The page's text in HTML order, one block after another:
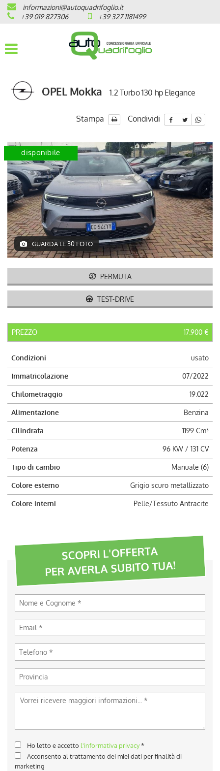
HOME
AZIENDA
OPEL
PRONTA CONSEGNA / KM 0
VEICOLI CON ECOBONUS
AUTO USATE
ACQUISTIAMO USATO
ASSISTENZA
CONTATTI
LAVORA CON NOI
NEWS
AREA COMMERCIANTI
informazioni@autoquadrifoglio.it
+39 019 827306
+39 327 1181499
OPEL Mokka 1.2 Turbo 130 hp Elegance
Stampa Condividi
disponibile
GUARDA LE 30 FOTO
PERMUTA
TEST-DRIVE
PREZZO 17.900 €
Condizioni usato
Immatricolazione 07/2022
Chilometraggio 19.022
Alimentazione Benzina
Cilindrata 1199 Cm³
Potenza 96 KW / 131 CV
Tipo di cambio Manuale (6)
Colore esterno Grigio scuro metallizzato
Colore interni Pelle/Tessuto Antracite
SCOPRI L'OFFERTA
PER AVERLA SUBITO TUA!
Ho letto e accetto l'informativa privacy*
Acconsento al trattamento dei miei dati per finalità di
marketing